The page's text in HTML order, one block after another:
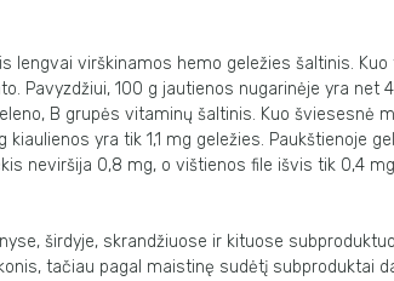
lengvai virškinamos hemo geležies šaltinis.
Pavyzdžiui, 100 g jautienos nugarinėje yra net
B grupės vitaminų šaltinis. Kuo šviesesnė
kiaulienos yra tik 1,1 mg geležies. Paukštienoje
neviršija 0,8 mg, o vištienos file išvis tik 0,4
širdyje, skrandžiuose ir kituose
tačiau pagal maistinę sudėtį subproduktai